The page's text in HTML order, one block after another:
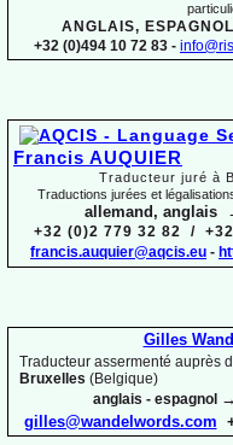
ANGLAIS,
+32 (0)494 10 72 83 -
Francis AUQUIER
Traducteur juré à
Traductions jurées et
allemand, anglais
+32 (0)2 779 32 82 /
francis.auquier@aqcis.eu -
Gilles
Traducteur assermenté auprès
Bruxelles (Belgique)
anglais - espagnol →
gilles@wandelwords.com